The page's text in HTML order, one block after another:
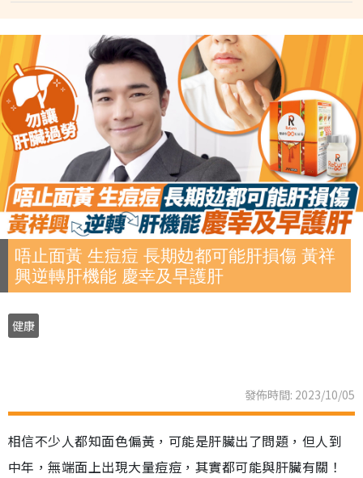
唔止面黃 生痘痘 長期攰都可能肝損傷 黃祥
興逆轉肝機能 慶幸及早護肝
健康
發佈時間: 2023/10/05
相信不少人都知面色偏黃，可能是肝臟出了問題，但人到
中年，無端面上出現大量痘痘，其實都可能與肝臟有關！